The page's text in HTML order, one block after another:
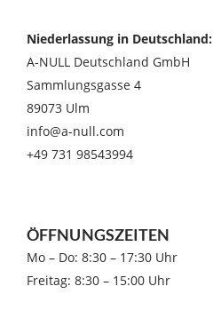
Niederlassung in Deutschland:
A-NULL Deutschland GmbH
Sammlungsgasse 4
89073 Ulm
info@a-null.com
+49 731 98543994
ÖFFNUNGSZEITEN
Mo – Do: 8:30 – 17:30 Uhr
Freitag: 8:30 – 15:00 Uhr